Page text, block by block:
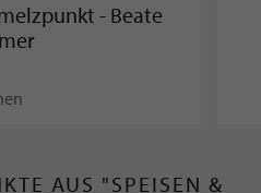
- Beate
AUS "SPEISEN &